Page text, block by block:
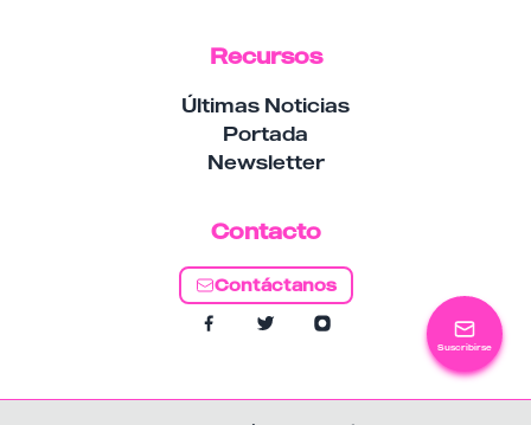
Suscribirse
Recursos
Últimas Noticias
Portada
Newsletter
Contacto
Contáctanos